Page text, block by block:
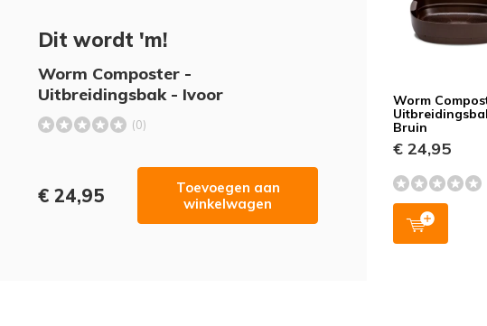
Dit wordt 'm!
Worm Composter -
Uitbreidingsbak - Ivoor
(0)
€ 24,95
Toevoegen aan
winkelwagen
Worm
Bruin
€ 24,95